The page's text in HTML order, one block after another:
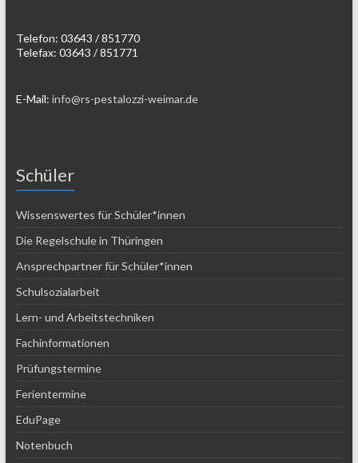
Telefon: 03643 / 851770
Telefax: 03643 / 851771
E-Mail: info@rs-pestalozzi-weimar.de
Schüler
Wissenswertes für Schüler*innen
Die Regelschule in Thüringen
Ansprechpartner für Schüler*innen
Schulsozialarbeit
Lern- und Arbeitstechniken
Fachinformationen
Prüfungstermine
Ferientermine
EduPage
Notenbuch